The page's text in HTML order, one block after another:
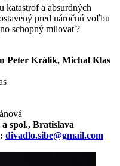
katastrof a absurdných
pred náročnú voľbu
schopný milovať?
Peter Králik, Michal Klas
spol., Bratislava
divadlo.sibe@gmail.com